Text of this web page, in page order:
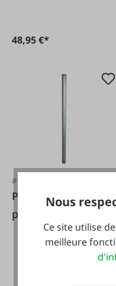
48,95 €*
#FA114475
Poteau en acier
pour portail de
pâturage
Nous
Ce site utilise
meilleure